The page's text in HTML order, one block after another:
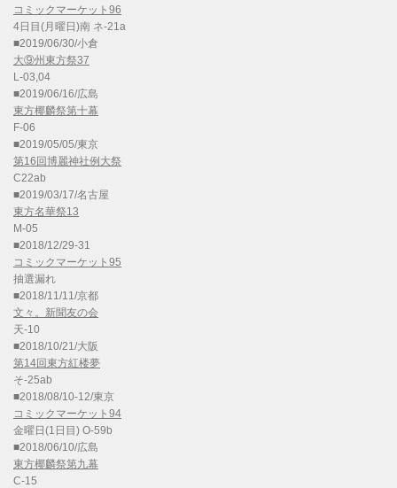
コミックマーケット96
4日目(月曜日)南 ネ-21a
■2019/06/30/小倉
大⑨州東方祭37
L-03,04
■2019/06/16/広島
東方椰麟祭第十幕
F-06
■2019/05/05/東京
第16回博麗神社例大祭
C22ab
■2019/03/17/名古屋
東方名華祭13
M-05
■2018/12/29-31
コミックマーケット95
抽選漏れ
■2018/11/11/京都
文々。新聞友の会
天-10
■2018/10/21/大阪
第14回東方紅楼夢
そ-25ab
■2018/08/10-12/東京
コミックマーケット94
金曜日(1日目) O-59b
■2018/06/10/広島
東方椰麟祭第九幕
C-15